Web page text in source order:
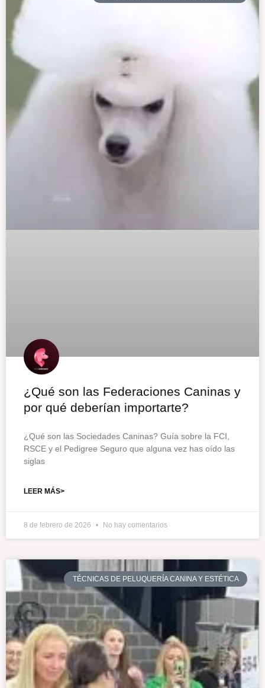
¿Qué son las Federaciones Caninas y
por qué deberían importarte?
¿Qué son las Sociedades Caninas? Guía sobre la FCI,
RSCE y el Pedigree Seguro que alguna vez has oído las
siglas
LEER MÁS>
8 de febrero de 2026 No hay comentarios
TÉCNICAS DE PELUQUERÍA CANINA Y ESTÉTICA